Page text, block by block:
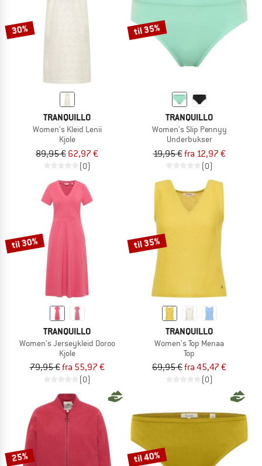
30%
TRANQUILLO
Women's Kleid Lenii
Kjole
89,95 € 62,97 €
(0)
til 35%
TRANQUILLO
Women's Slip Pennyy
Underbukser
19,95 €fra 12,97 €
(0)
til 30%
TRANQUILLO
Women's Jerseykleid Doroo
Kjole
79,95 €fra 55,97 €
(0)
til 35%
TRANQUILLO
Women's Top Menaa
Top
69,95 €fra 45,47 €
(0)
25% til 40%